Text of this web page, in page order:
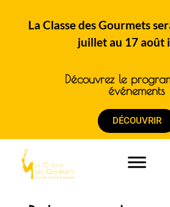
La Classe des Gourmets
juillet au 17 août
Découvrez le
événements
DÉCOUVRIR